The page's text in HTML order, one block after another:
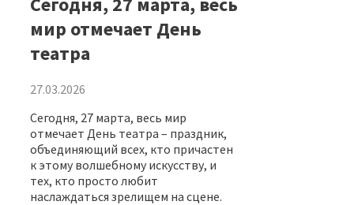
мир отмечает День
театра
27.03.2026
Сегодня, 27 марта, весь мир
отмечает День театра – праздник,
объединяющий всех, кто причастен
к этому волшебному искусству, и
тех, кто просто любит
наслаждаться зрелищем на сцене.